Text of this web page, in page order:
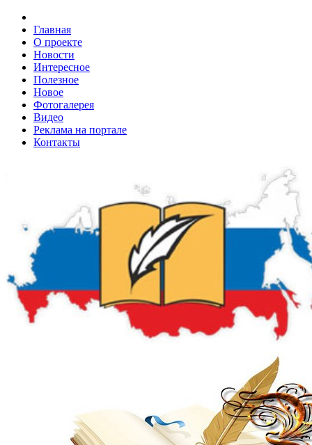
Главная
О проекте
Новости
Интересное
Полезное
Новое
Фотогалерея
Видео
Реклама на портале
Контакты